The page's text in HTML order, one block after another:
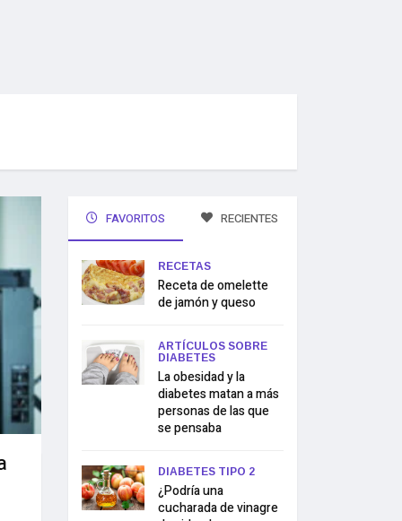
FAVORITOS RECIENTES
RECETAS
Receta de omelette
de jamón y queso
ARTÍCULOS SOBRE
DIABETES
La obesidad y la
diabetes matan a más
personas de las que
se pensaba
DIABETES TIPO 2
¿Podría una
cucharada de vinagre